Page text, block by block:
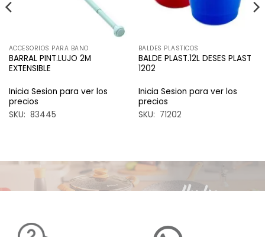
ACCESORIOS PARA BANO
BARRAL PINT.LUJO 2M
EXTENSIBLE
Inicia Sesion para ver los
precios
SKU: 83445
BALDES PLASTICOS
BALDE PLAST.12L DESES PLAST
1202
Inicia Sesion para ver los
precios
SKU: 71202